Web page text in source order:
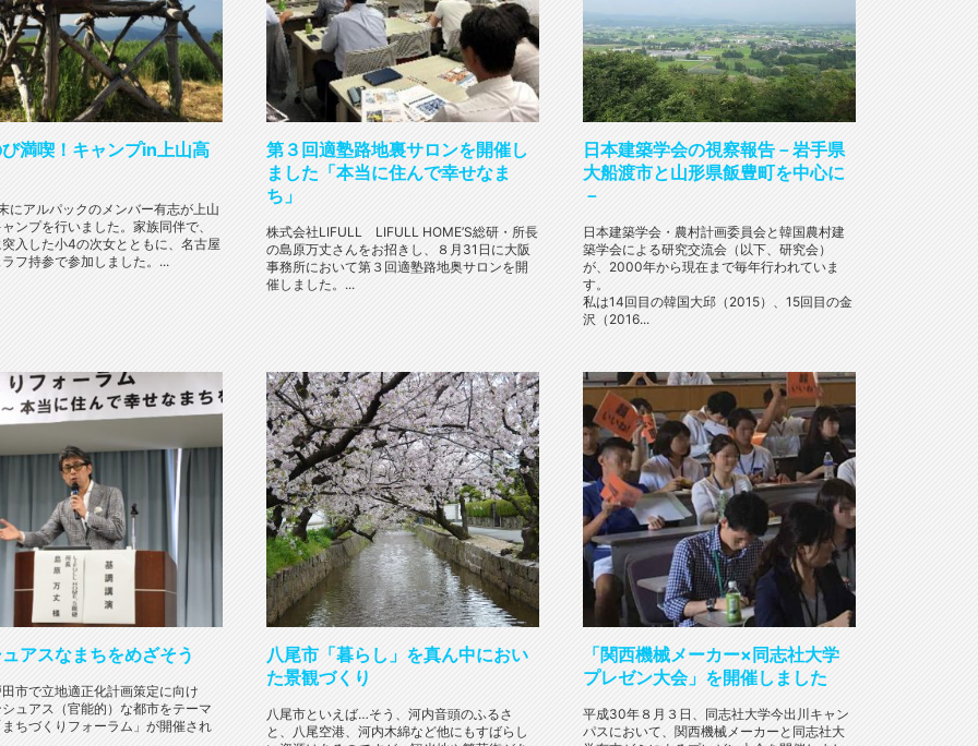
満喫！キャンプin上山高
にアルパックのメンバー有志が上山
ンプを行いました。家族同伴で、
入した小4の次女とともに、名古屋
フ持参で参加しました。...
第３回適塾路地裏サロンを開催し
ました「本当に住んで幸せなま
ち」
株式会社LIFULL LIFULL HOME’S総研・所長
の島原万丈さんをお招きし、８月31日に大阪
事務所において第３回適塾路地奥サロンを開
催しました。...
日本建築学会の視察報告－岩手県
大船渡市と山形県飯豊町を中心に
－
日本建築学会・農村計画委員会と韓国農村建
築学会による研究交流会（以下、研究会）
が、2000年から現在まで毎年行われていま
す。
私は14回目の韓国大邱（2015）、15回目の金
沢（2016...
アスなまちをめざそう
市で立地適正化計画策定に向け
ュアス（官能的）な都市をテーマ
ちづくりフォーラム」が開催され
八尾市「暮らし」を真ん中におい
た景観づくり
八尾市といえば…そう、河内音頭のふるさ
と、八尾空港、河内木綿など他にもすばらし
「関西機械メーカー×同志社大学
プレゼン大会」を開催しました
平成30年８月３日、同志社大学今出川キャン
パスにおいて、関西機械メーカーと同志社大